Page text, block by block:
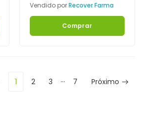
Vendido por Recover Farma
Comprar
1 2 3 … 7 Próximo